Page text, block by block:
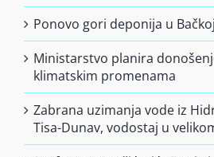
Ponovo gori deponija u
Ministarstvo planira
klimatskim promenama
Zabrana uzimanja vode iz
Tisa-Dunav, vodostaj u